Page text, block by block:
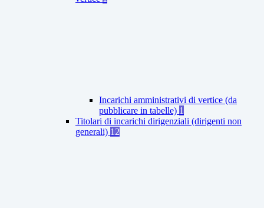
Incarichi amministrativi di vertice (da
pubblicare in tabelle) 1
Titolari di incarichi dirigenziali (dirigenti non
generali) 12